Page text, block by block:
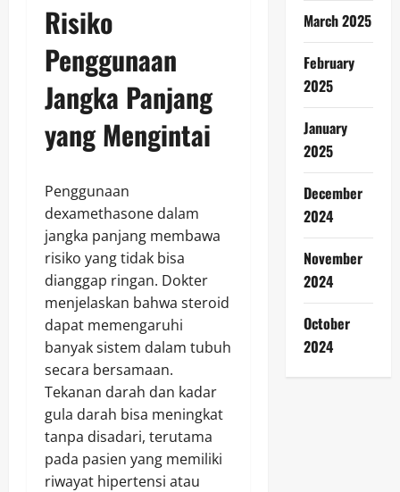
Risiko
Penggunaan
Jangka Panjang
yang Mengintai
Penggunaan
dexamethasone dalam
jangka panjang membawa
risiko yang tidak bisa
dianggap ringan. Dokter
menjelaskan bahwa steroid
dapat memengaruhi
banyak sistem dalam tubuh
secara bersamaan.
Tekanan darah dan kadar
gula darah bisa meningkat
tanpa disadari, terutama
pada pasien yang memiliki
riwayat hipertensi atau
March 2025
February
2025
January
2025
December
2024
November
2024
October
2024